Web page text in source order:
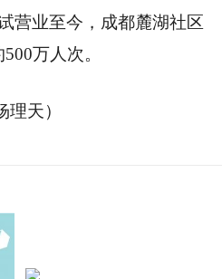
营业至今，成都麓湖社区
万人次。
理天）